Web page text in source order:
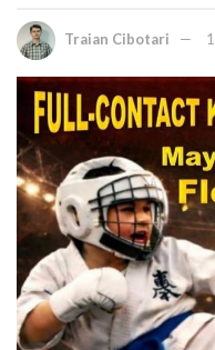
Traian Cibotari